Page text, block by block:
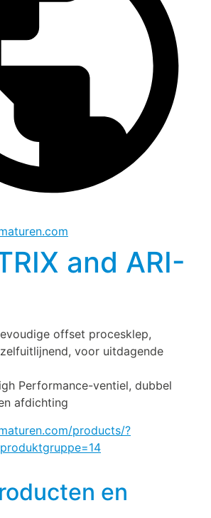
and ARI-
offset procesklep,
voor uitdagende
Performance-ventiel, dubbel
afdichting
products/?
en